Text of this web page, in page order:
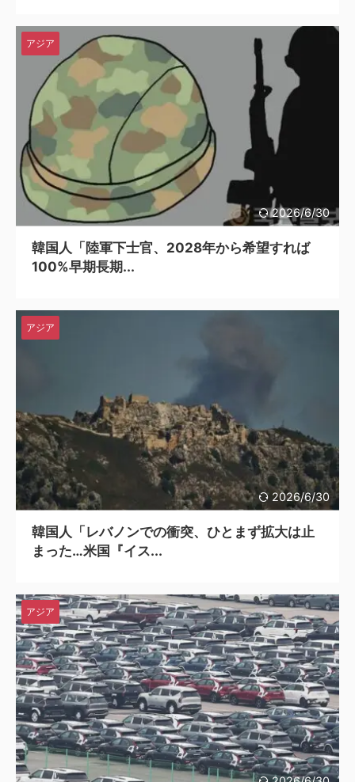
2026/6/30
アジア
韓国人「陸軍下士官、2028年から希望すれば
100%早期長期...
2026/6/30
アジア
韓国人「レバノンでの衝突、ひとまず拡大は止
まった…米国『イス...
アジア